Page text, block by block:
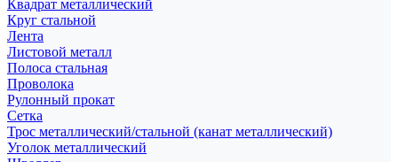
Квадрат металлический
Круг стальной
Лента
Листовой металл
Полоса стальная
Проволока
Рулонный прокат
Сетка
Трос металлический/стальной (канат металлический)
Уголок металлический